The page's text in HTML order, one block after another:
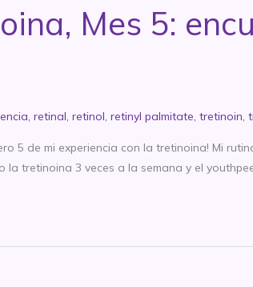
Mes 5:
, retinal, retinol, retinyl palmitate, tretinoin,
5 de mi experiencia con la tretinoina! Mi
la tretinoina 3 veces a la semana y el